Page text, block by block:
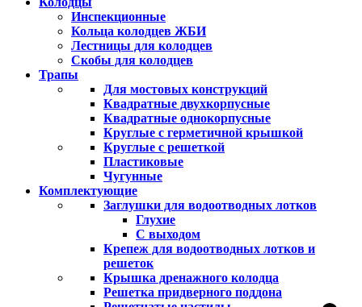
Инспекционные
Кольца колодцев ЖБИ
Лестницы для колодцев
Скобы для колодцев
Трапы
Для мостовых конструкций
Квадратные двухкорпусные
Квадратные однокорпусные
Круглые с герметичной крышкой
Круглые с решеткой
Пластиковые
Чугунные
Комплектующие
Заглушки для водоотводных лотков
Глухие
С выходом
Крепеж для водоотводных лотков и
решеток
Крышка дренажного колодца
Решетка придверного поддона